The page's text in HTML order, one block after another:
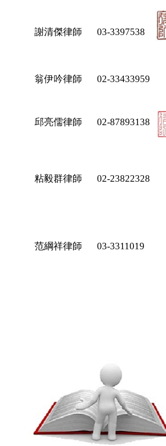
謝清傑律師 03-3397538
翁伊吟律師 02-33433959
邱亮儒律師 02-87893138
粘毅群律師 02-23822328
范綱祥律師 03-3311019